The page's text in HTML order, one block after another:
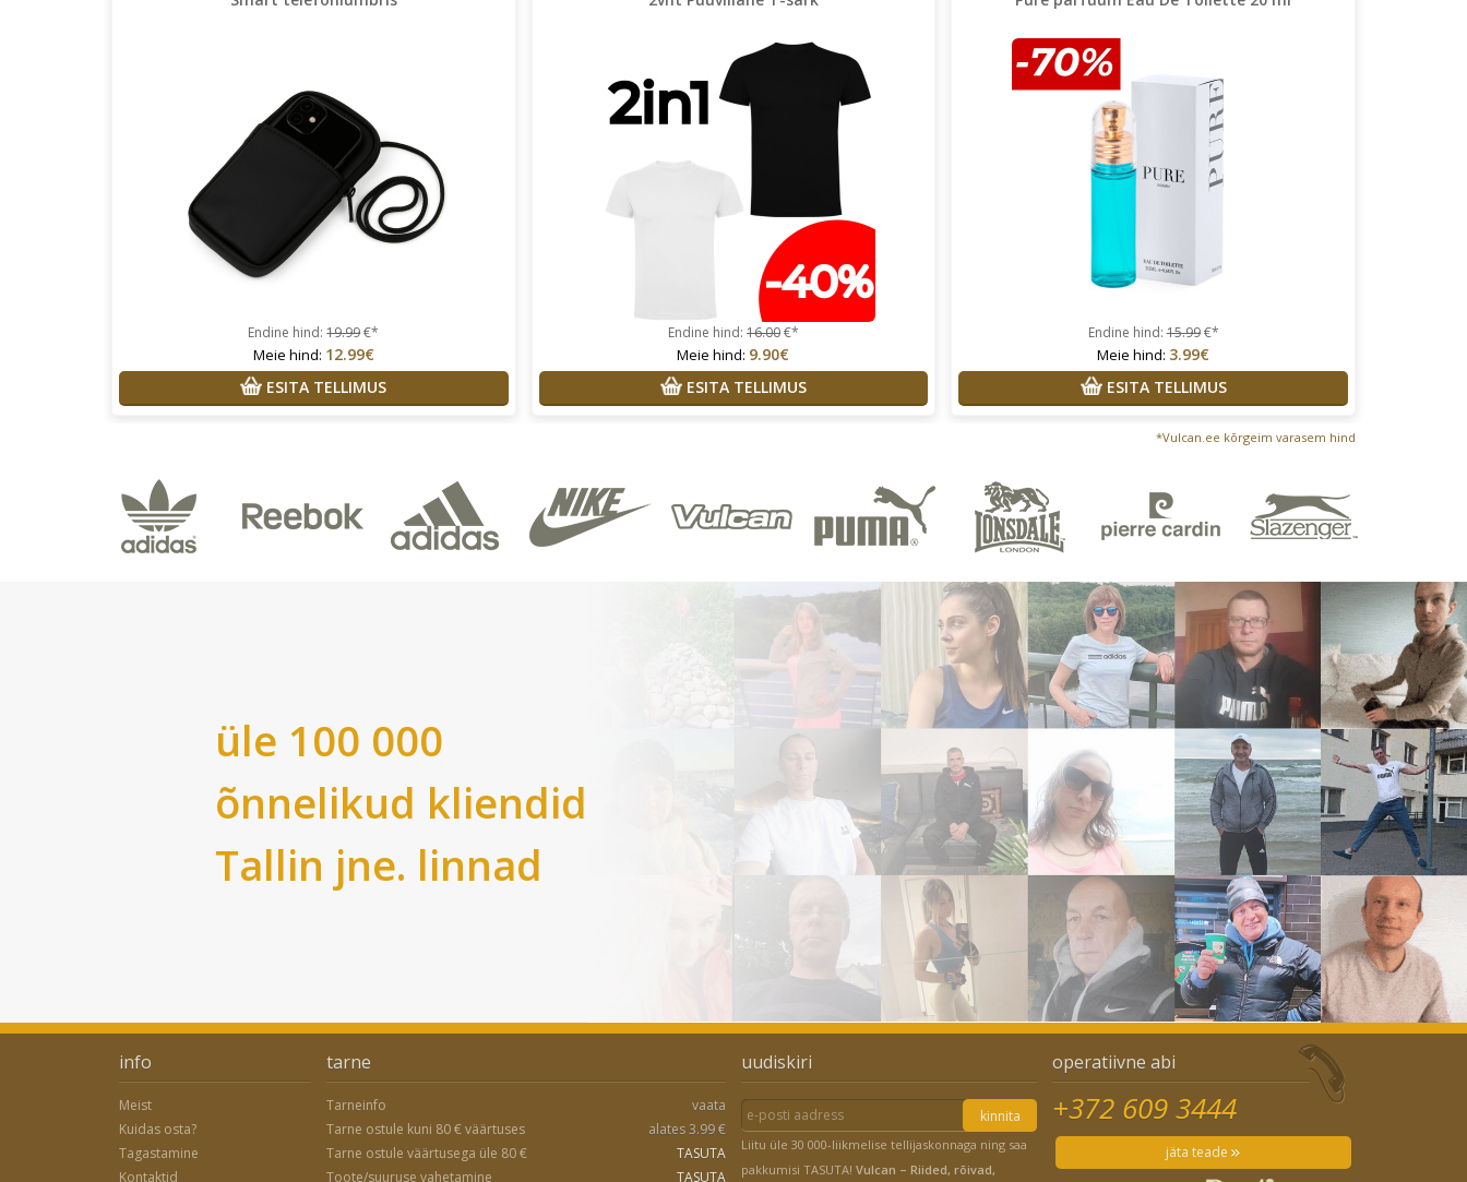
Endine hind:19.99€*
Meie hind: 12.99€
ESITA TELLIMUS
Endine hind: 16.00€*
Meie hind: 9.90€
ESITA TELLIMUS
Endine hind:15.99€*
Meie hind: 3.99€
ESITA TELLIMUS
*Vulcan.ee kõrgeim varasem hind
üle 100 000
õnnelikud kliendid
Tallin jne. linnad
info
Meist
Kuidas osta?
Tagastamine
Kontaktid
tarne
Tarneinfo
vaata
Tarne ostule kuni 80 € väärtuses
alates 3.99 €
Tarne ostule väärtusega üle 80 €
TASUTA
Toote/suuruse vahetamine
TASUTA
uudiskiri
kinnita
Liitu üle 30 000-liikmelise tellijaskonnaga ning saa
pakkumisi TASUTA! Vulcan – Riided, rõivad,
operatiivne abi
+372 609 3444
jäta teade